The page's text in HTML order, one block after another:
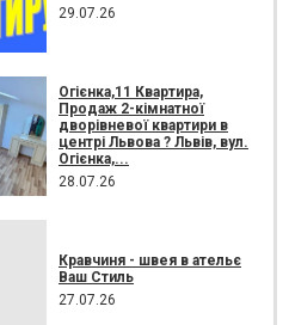
29.07.26
Огієнка,11 Квартира,
Продаж 2-кімнатної
дворівневої квартири в
центрі Львова ? Львів, вул.
Огієнка,...
28.07.26
Кравчиня - швея в ательє
Ваш Стиль
27.07.26